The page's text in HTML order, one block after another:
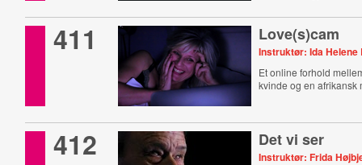
411 Love(s)cam
Instruktør: Ida Helene
Et online forhold
kvinde og en afrikansk
412 Det vi ser
Instruktør: Frida